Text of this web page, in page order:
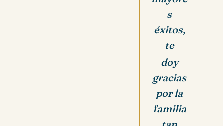
s
éxitos,
te
doy
gracias
por la
familia